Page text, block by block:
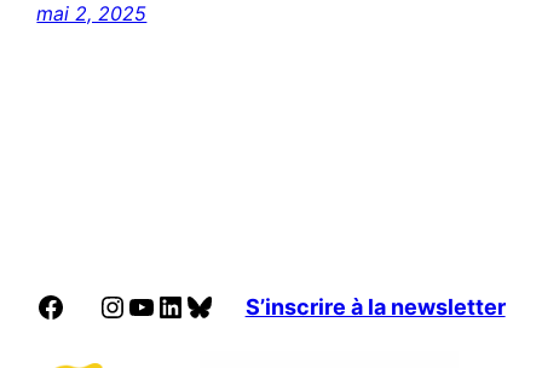
mai 2, 2025
Facebook
Instagram
YouTube
LinkedIn
BlueskyS’inscrire à la newsletter